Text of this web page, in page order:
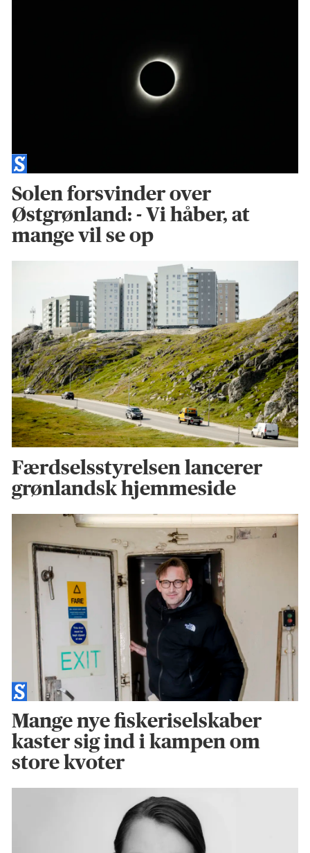
Solen forsvinder over
Østgrønland: - Vi håber, at
mange vil se op
Færdselsstyrelsen lancerer
grønlandsk hjemmeside
Mange nye fiskeriselskaber
kaster sig ind i kampen om
store kvoter